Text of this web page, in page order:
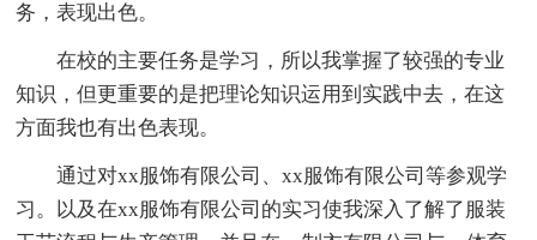
务，表现出色。
在校的主要任务是学习，所以我掌握了较强的专业
知识，但更重要的是把理论知识运用到实践中去，在这
方面我也有出色表现。
通过对xx服饰有限公司、xx服饰有限公司等参观学
习。以及在xx服饰有限公司的实习使我深入了解了服装